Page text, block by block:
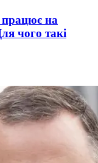
на
чого такі